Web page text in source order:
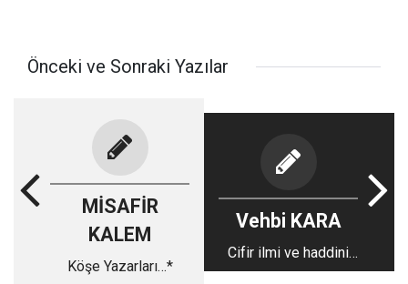
Önceki ve Sonraki Yazılar
MİSAFİR
KALEM
Köşe Yazarları…*
Vehbi KARA
Cifir ilmi ve haddini
bilmek üzerine